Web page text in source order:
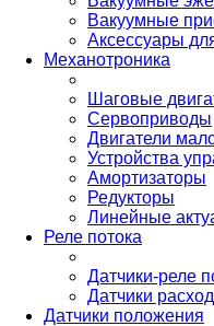
Вакуумные
Аксессуары
Механотроника
Шаговые
Сервоприводы
Двигатели
Устройства
Амортизаторы
Редукторы
Линейные
Реле потока
Датчики-реле
Датчики
Датчики положения